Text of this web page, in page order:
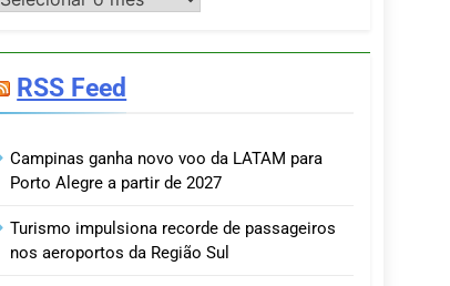
RSS Feed
Campinas ganha novo voo da LATAM para
Porto Alegre a partir de 2027
Turismo impulsiona recorde de passageiros
nos aeroportos da Região Sul